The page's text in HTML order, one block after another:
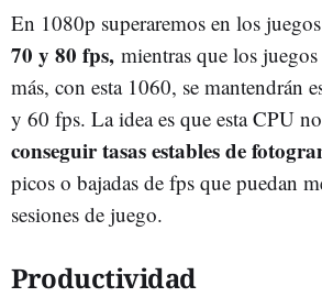
En 1080p superaremos en los
70 y 80 fps, mientras que los
más, con esta 1060, se mantendrán
y 60 fps. La idea es que esta CPU
conseguir tasas estables de
picos o bajadas de fps que puedan
sesiones de juego.
Productividad